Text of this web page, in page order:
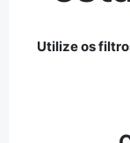
Utilize os